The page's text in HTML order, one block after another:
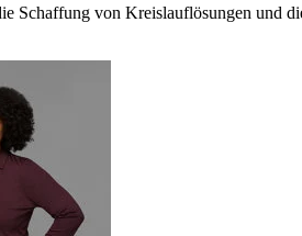
Schaffung von Kreislauflösungen und